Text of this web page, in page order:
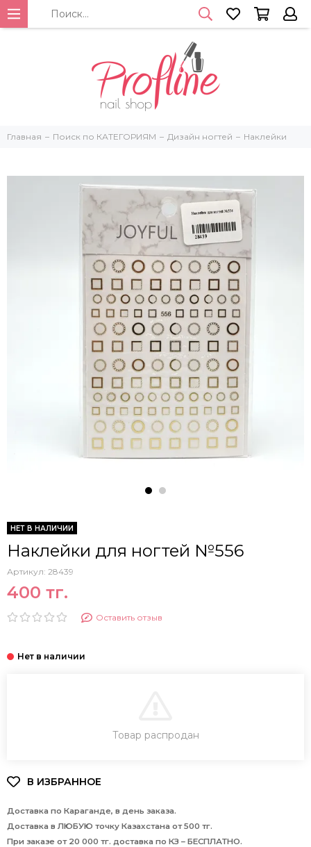
Главная Поиск по КАТЕГОРИЯМ Дизайн ногтей Наклейки
НЕТ В НАЛИЧИИ
Наклейки для ногтей №556
Артикул: 28439
400 тг.
Оставить отзыв
Товар распродан
Доставка по Караганде, в день заказа.
Доставка в ЛЮБУЮ точку Казахстана от 500 тг.
При заказе от 20 000 тг. доставка по КЗ – БЕСПЛАТНО.